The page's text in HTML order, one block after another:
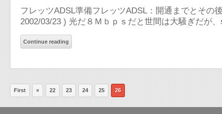
フレッツADSL準備フレッツADSL：開通までとそ
2002/03/23 ) 光だ８Ｍｂｐｓだと世間は大騒ぎだが
Continue reading
First « 22 23 24 25 26